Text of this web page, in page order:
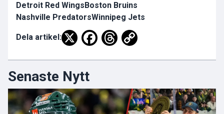
Detroit Red Wings Boston Bruins
Nashville PredatorsWinnipeg Jets
Dela artikel:
Senaste Nytt